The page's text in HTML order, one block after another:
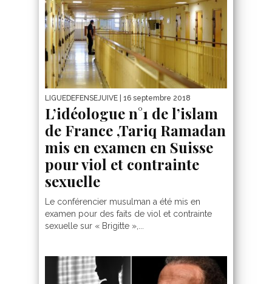
LIGUEDEFENSEJUIVE | 16 septembre 2018
L’idéologue n°1 de l’islam
de France ,Tariq Ramadan
mis en examen en Suisse
pour viol et contrainte
sexuelle
Le conférencier musulman a été mis en
examen pour des faits de viol et contrainte
sexuelle sur « Brigitte »,...